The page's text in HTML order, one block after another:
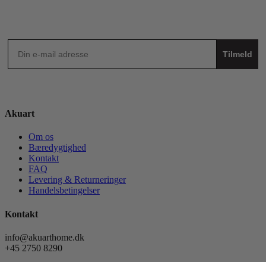
Tilmeld
Akuart
Om os
Bæredygtighed
Kontakt
FAQ
Levering & Returneringer
Handelsbetingelser
Kontakt
info@akuarthome.dk
+45 2750 8290